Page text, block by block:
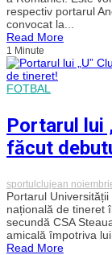
respectiv portarul
convocat la...
Read More
1 Minute
FOTBAL
Portarul lui
făcut
sportulclujean
Portarul
națională de tineret
secundă CSA
amicală împotriva lui
Read More